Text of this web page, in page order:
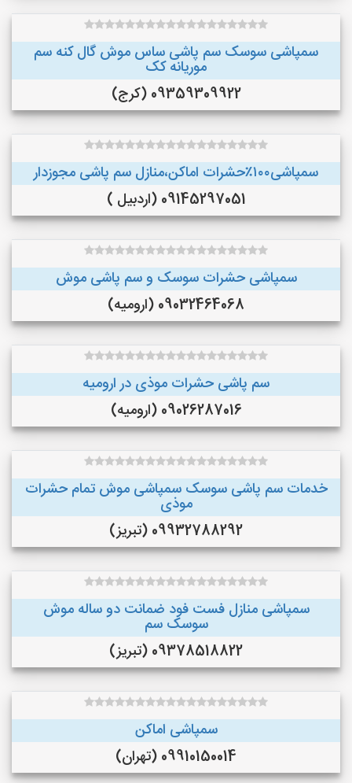
سمپاشی سوسک سم پاشی ساس موش گال کنه سم
موریانه کک
09359309922 (کرج)
سمپاشی۱۰۰٪حشرات اماکن،منازل سم پاشی مجوزدار
09145297051 (اردبیل )
سمپاشی حشرات سوسک و سم پاشی موش
09032464068 (ارومیه)
سم پاشی حشرات موذی در ارومیه
09026287016 (ارومیه)
خدمات سم پاشی سوسک سمپاشی موش تمام حشرات
موذی
09932788292 (تبریز)
سمپاشی منازل فست فود ضمانت دو ساله موش
سوسک سم
09378518822 (تبریز)
سمپاشی اماکن
09910150014 (تهران)